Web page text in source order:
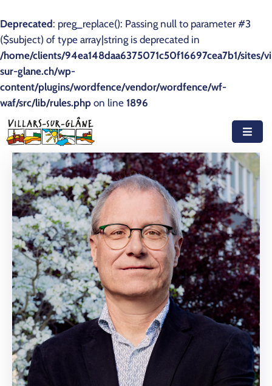
Deprecated: preg_replace(): Passing null to parameter #3
($subject) of type array|string is deprecated in
/home/clients/94ea148daa6375071c50f16697cea7b1/sites/
sur-glane.ch/wp-
content/plugins/wordfence/vendor/wordfence/wf-
waf/src/lib/rules.php on line 1896
Accueil
Actualités
Agenda
Autorités
Prestations
Documents
Découvrir
Emplois
Contact